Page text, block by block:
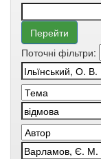
Поточні фільтри: